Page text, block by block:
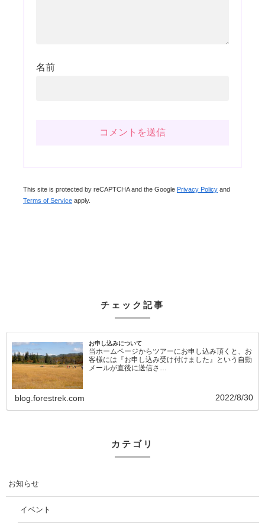
名前
This site is protected by reCAPTCHA and the Google Privacy Policy and
Terms of Service apply.
チェック記事
お申し込みについて
当ホームページからツアーにお申し込み頂くと、お
客様には『お申し込み受け付けました』という自動
メールが直後に送信さ…
blog.forestrek.com 2022/8/30
カテゴリ
お知らせ
イベント